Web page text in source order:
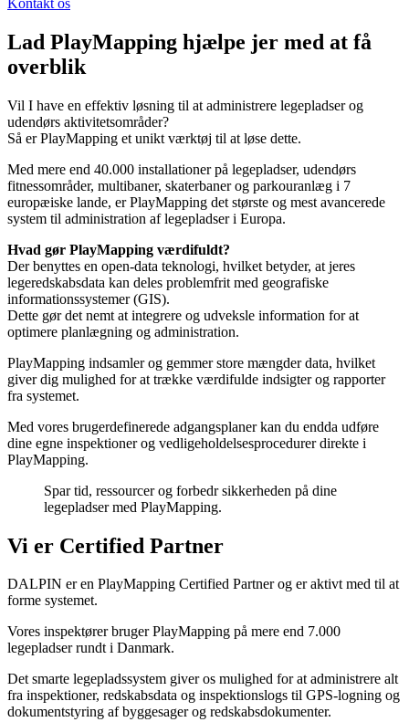
Lad PlayMapping hjælpe jer med at få
overblik
Vil I have en effektiv løsning til at administrere legepladser og
udendørs aktivitetsområder?
Så er PlayMapping et unikt værktøj til at løse dette.
Med mere end 40.000 installationer på legepladser, udendørs
fitnessområder, multibaner, skaterbaner og parkouranlæg i 7
europæiske lande, er PlayMapping det største og mest avancerede
system til administration af legepladser i Europa.
Hvad gør PlayMapping værdifuldt?
Der benyttes en open-data teknologi, hvilket betyder, at jeres
legeredskabsdata kan deles problemfrit med geografiske
informationssystemer (GIS).
Dette gør det nemt at integrere og udveksle information for at
optimere planlægning og administration.
PlayMapping indsamler og gemmer store mængder data, hvilket
giver dig mulighed for at trække værdifulde indsigter og rapporter
fra systemet.
Med vores brugerdefinerede adgangsplaner kan du endda udføre
dine egne inspektioner og vedligeholdelsesprocedurer direkte i
PlayMapping.
Spar tid, ressourcer og forbedr sikkerheden på dine
legepladser med PlayMapping.
Vi er Certified Partner
DALPIN er en PlayMapping Certified Partner og er aktivt med til at
forme systemet.
Vores inspektører bruger PlayMapping på mere end 7.000
legepladser rundt i Danmark.
Det smarte legepladssystem giver os mulighed for at administrere alt
fra inspektioner, redskabsdata og inspektionslogs til GPS-logning og
dokumentstyring af byggesager og redskabsdokumenter.